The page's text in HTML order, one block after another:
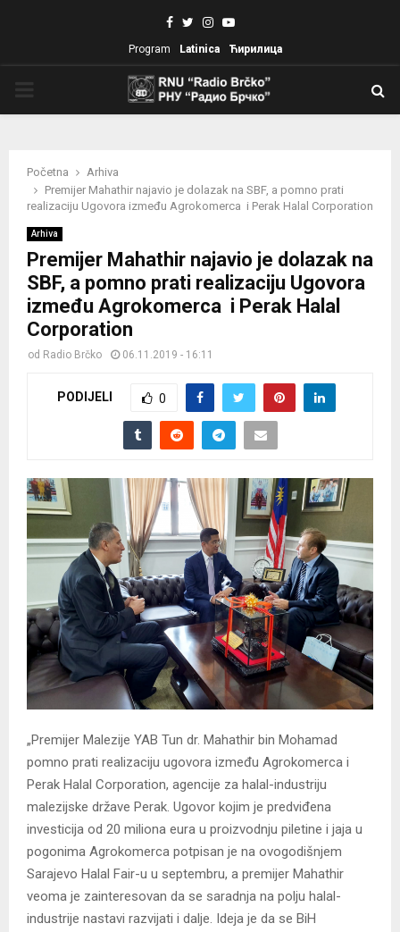
Facebook
TwitterInstagram
Youtube
Program Latinica Ћирилица
Početna
Arhiva
Premijer Mahathir najavio je dolazak na SBF, a pomno prati
realizaciju Ugovora između Agrokomerca i Perak Halal Corporation
Arhiva
Premijer Mahathir najavio je dolazak na
SBF, a pomno prati realizaciju Ugovora
između Agrokomerca i Perak Halal
Corporation
od Radio Brčko 06.11.2019 - 16:11
PODIJELI 0
„Premijer Malezije YAB Tun dr. Mahathir bin Mohamad
pomno prati realizaciju ugovora između Agrokomerca i
Perak Halal Corporation, agencije za halal-industriju
malezijske države Perak. Ugovor kojim je predviđena
investicija od 20 miliona eura u proizvodnju piletine i jaja u
pogonima Agrokomerca potpisan je na ovogodišnjem
Sarajevo Halal Fair-u u septembru, a premijer Mahathir
veoma je zainteresovan da se saradnja na polju halal-
industrije nastavi razvijati i dalje. Ideja je da se BiH